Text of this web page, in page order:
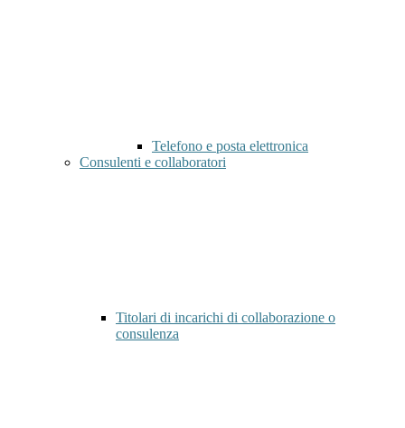
Telefono e posta elettronica
Consulenti e collaboratori
Titolari di incarichi di collaborazione o
consulenza